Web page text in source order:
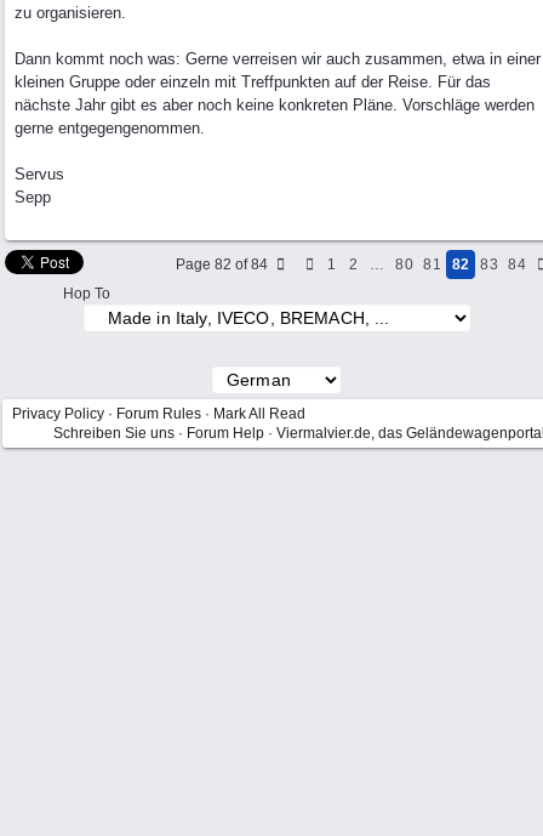
zu organisieren.
Dann kommt noch was: Gerne verreisen wir auch zusammen, etwa in einer
kleinen Gruppe oder einzeln mit Treffpunkten auf der Reise. Für das
nächste Jahr gibt es aber noch keine konkreten Pläne. Vorschläge werden
gerne entgegengenommen.
Servus
Sepp
Page 82 of 84 1 2 … 80 81 82 83
84
Hop To
Privacy Policy · Forum Rules · Mark All Read
Schreiben Sie uns · Forum Help · Viermalvier.de, das